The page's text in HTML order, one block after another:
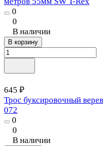
0
0
В наличии
В корзину
645 ₽
Трос буксировочный
072
0
0
В наличии